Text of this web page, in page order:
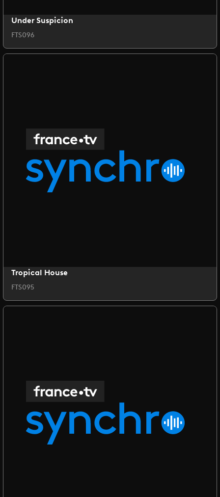
Under Suspicion
FTS096
Tropical House
FTS095